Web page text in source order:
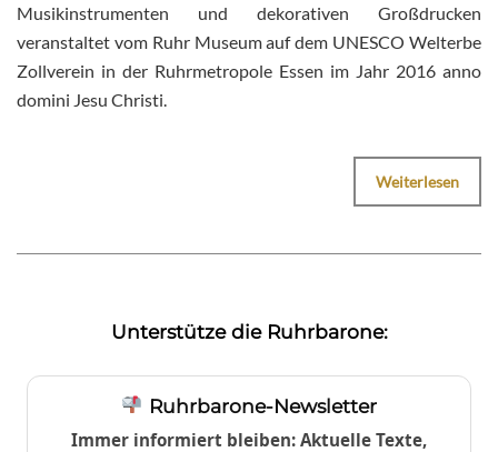
Musikinstrumenten und dekorativen Großdrucken
veranstaltet vom Ruhr Museum auf dem UNESCO Welterbe
Zollverein in der Ruhrmetropole Essen im Jahr 2016 anno
domini Jesu Christi.
Weiterlesen
Unterstütze die Ruhrbarone:
Ruhrbarone-Newsletter
Immer informiert bleiben: Aktuelle Texte,